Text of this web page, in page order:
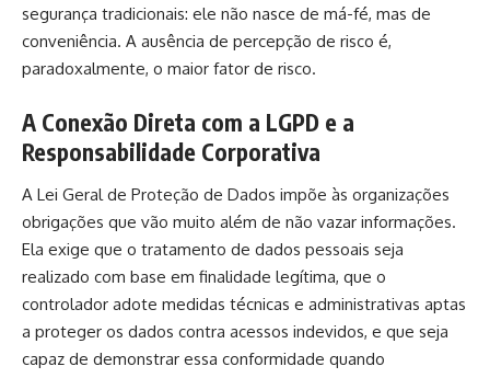
segurança tradicionais: ele não nasce de má-fé, mas de
conveniência. A ausência de percepção de risco é,
paradoxalmente, o maior fator de risco.
A Conexão Direta com a LGPD e a
Responsabilidade Corporativa
A Lei Geral de Proteção de Dados impõe às organizações
obrigações que vão muito além de não vazar informações.
Ela exige que o tratamento de dados pessoais seja
realizado com base em finalidade legítima, que o
controlador adote medidas técnicas e administrativas aptas
a proteger os dados contra acessos indevidos, e que seja
capaz de demonstrar essa conformidade quando